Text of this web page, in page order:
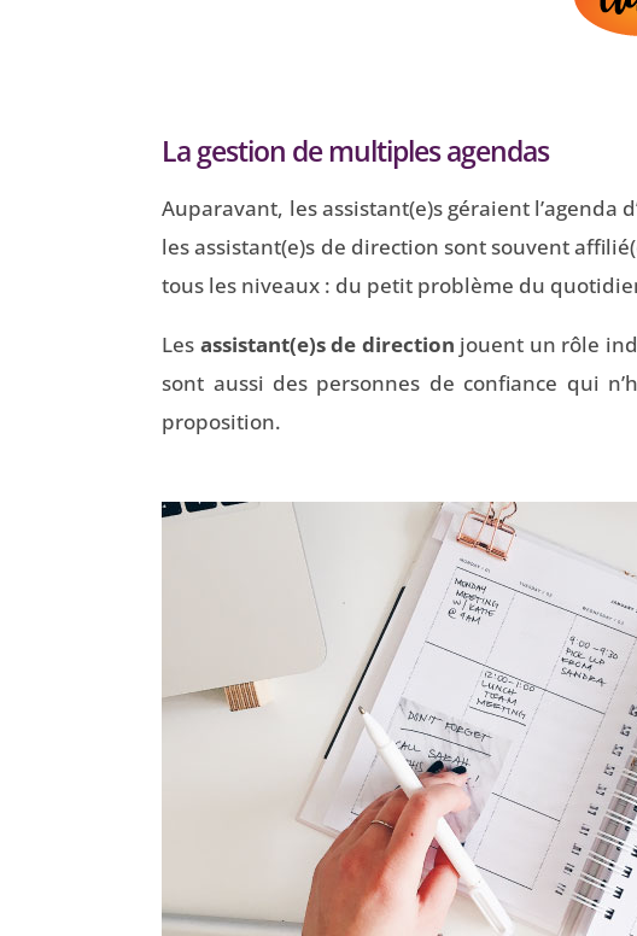
La gestion de multiples agendas
Auparavant, les assistant(e)s géraient
les assistant(e)s de direction sont souvent
tous les niveaux : du petit problème du
Les assistant(e)s de direction jouent un rôle
sont aussi des personnes de confiance qui
proposition.